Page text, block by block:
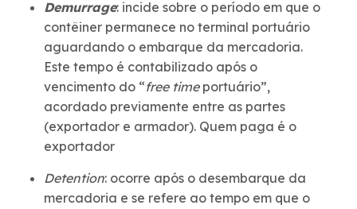
Demurrage: incide sobre o período em que o
contêiner permanece no terminal portuário
aguardando o embarque da mercadoria.
Este tempo é contabilizado após o
vencimento do “free timeportuário”,
acordado previamente entre as partes
(exportador e armador). Quem paga é o
exportador
Detention: ocorre após o desembarque da
mercadoria e se refere ao tempo em que o